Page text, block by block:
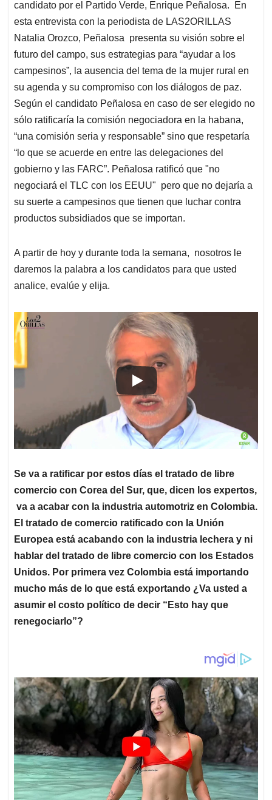
candidato por el Partido Verde, Enrique Peñalosa. En
esta entrevista con la periodista de LAS2ORILLAS
Natalia Orozco, Peñalosa presenta su visión sobre el
futuro del campo, sus estrategias para “ayudar a los
campesinos”, la ausencia del tema de la mujer rural en
su agenda y su compromiso con los diálogos de paz.
Según el candidato Peñalosa en caso de ser elegido no
sólo ratificaría la comisión negociadora en la habana,
“una comisión seria y responsable” sino que respetaría
“lo que se acuerde en entre las delegaciones del
gobierno y las FARC”. Peñalosa ratificó que "no
negociará el TLC con los EEUU" pero que no dejaría a
su suerte a campesinos que tienen que luchar contra
productos subsidiados que se importan.
A partir de hoy y durante toda la semana, nosotros le
daremos la palabra a los candidatos para que usted
analice, evalúe y elija.
Se va a ratificar por estos días el tratado de libre
comercio con Corea del Sur, que, dicen los expertos,
va a acabar con la industria automotriz en Colombia.
El tratado de comercio ratificado con la Unión
Europea está acabando con la industria lechera y ni
hablar del tratado de libre comercio con los Estados
Unidos. Por primera vez Colombia está importando
mucho más de lo que está exportando ¿Va usted a
asumir el costo político de decir “Esto hay que
renegociarlo”?